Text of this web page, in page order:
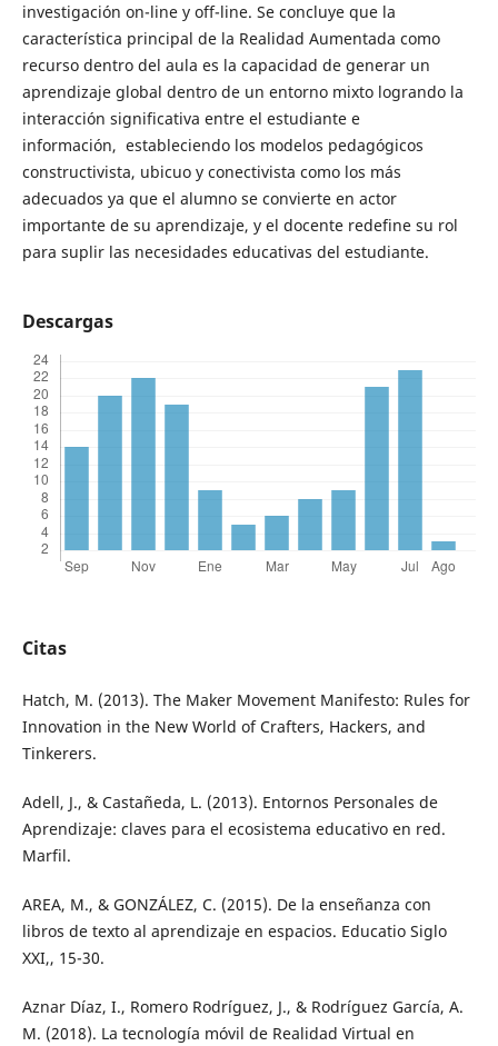
investigación on-line y off-line. Se concluye que la
característica principal de la Realidad Aumentada como
recurso dentro del aula es la capacidad de generar un
aprendizaje global dentro de un entorno mixto logrando la
interacción significativa entre el estudiante e
información, estableciendo los modelos pedagógicos
constructivista, ubicuo y conectivista como los más
adecuados ya que el alumno se convierte en actor
importante de su aprendizaje, y el docente redefine su rol
para suplir las necesidades educativas del estudiante.
Descargas
Citas
Hatch, M. (2013). The Maker Movement Manifesto: Rules for
Innovation in the New World of Crafters, Hackers, and
Tinkerers.
Adell, J., & Castañeda, L. (2013). Entornos Personales de
Aprendizaje: claves para el ecosistema educativo en red.
Marfil.
AREA, M., & GONZÁLEZ, C. (2015). De la enseñanza con
libros de texto al aprendizaje en espacios. Educatio Siglo
XXI,, 15-30.
Aznar Díaz, I., Romero Rodríguez, J., & Rodríguez García, A.
M. (2018). La tecnología móvil de Realidad Virtual en